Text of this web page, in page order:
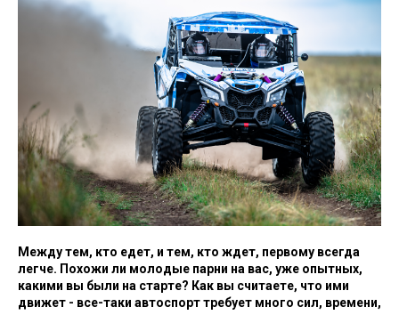
Между тем, кто едет, и тем, кто ждет, первому всегда
легче. Похожи ли молодые парни на вас, уже опытных,
какими вы были на старте? Как вы считаете, что ими
движет - все-таки автоспорт требует много сил, времени,